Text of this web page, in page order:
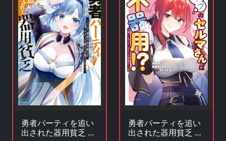
勇者パーティを追い
出された器用貧乏 〜
勇者パーティを追い
出された器用貧乏 外